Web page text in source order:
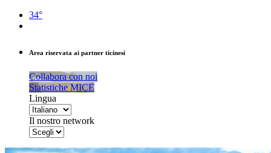
34°
Area riservata ai partner ticinesi
Collabora con noi
Statistiche MICE
Lingua
Il nostro network